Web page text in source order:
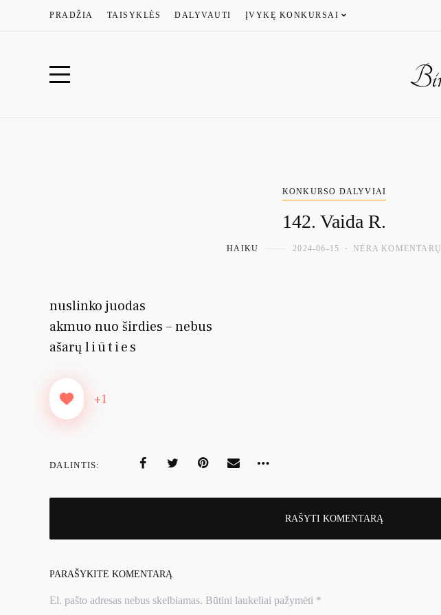
PRADŽIA TAISYKLĖS DALYVAUTI ĮVYKĘ KONKURSAI
KONKURSO DALYVIAI
142. Vaida R.
HAIKU 2024-06-15 NĖRA KOMENTARŲ
nuslinko juodas
akmuo nuo širdies – nebus
ašarųliūties
+1
DALINTIS:
RAŠYTI KOMENTARĄ
PARAŠYKITE KOMENTARĄ
El. pašto adresas nebus skelbiamas. Būtini laukeliai pažymėti *